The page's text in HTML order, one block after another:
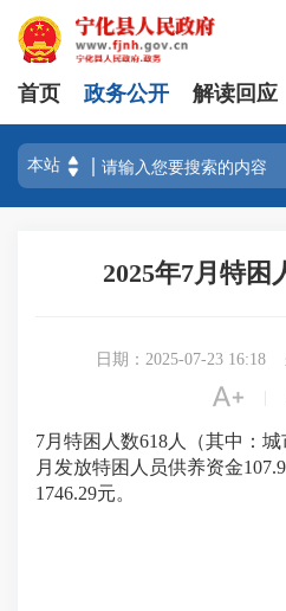
首页 政务公开 解读回应
2025年7月特困
日期：2025-07-23 16:18

7月特困人 数618 人（其中：城
月发放特困人员供养资金
1746.29元。